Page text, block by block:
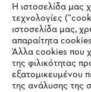
Η ιστοσελίδα μας
τεχνολογίες
ιστοσελίδα μας,
απαραίτητα
Άλλα cookies που
της φιλικότητας
εξατομικευμένου
της ανάλυσης της